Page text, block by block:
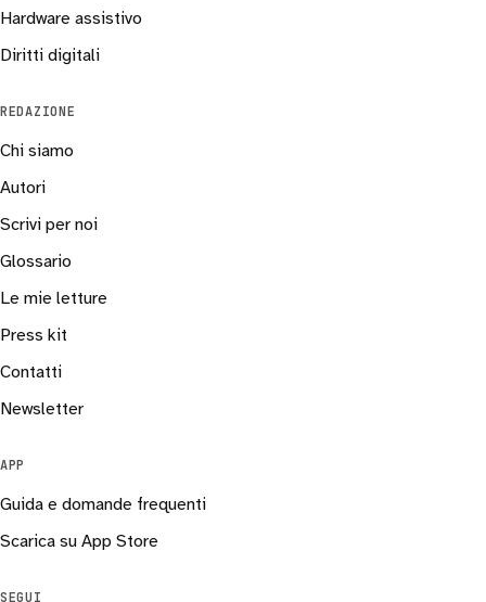
Hardware assistivo
Diritti digitali
REDAZIONE
Chi siamo
Autori
Scrivi per noi
Glossario
Le mie letture
Press kit
Contatti
Newsletter
APP
Guida e domande frequenti
Scarica su App Store
SEGUI